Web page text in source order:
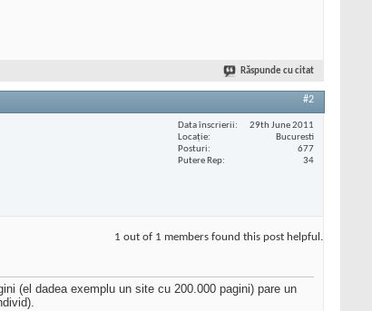
Răspunde cu citat
#2
Data înscrierii
29th June 2011
Locaţie
Bucuresti
Posturi
677
Putere Rep
34
1 out of 1 members found this post helpful.
(el dadea exemplu un site cu 200.000 pagini) pare un